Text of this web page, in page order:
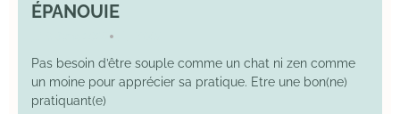
ÉPANOUIE
•
Pas besoin d’être souple comme un chat ni zen comme
un moine pour apprécier sa pratique. Etre une bon(ne)
pratiquant(e)